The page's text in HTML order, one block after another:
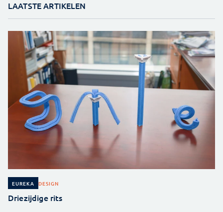
LAATSTE ARTIKELEN
EUREKA DESIGN
Driezijdige rits